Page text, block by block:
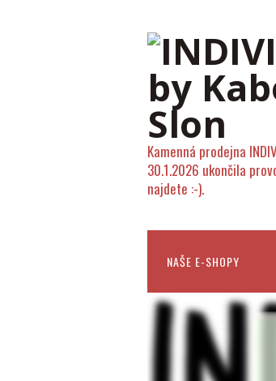
Kamenná prodejna
30.1.2026 ukončila
najdete :-).
NAŠE E-SHOPY